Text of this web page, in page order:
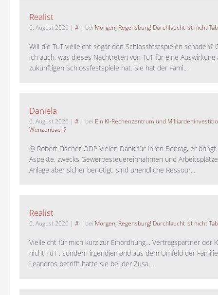
Realist
6. August 2026 | # | bei Morgen, Regensburg! Durchlaucht ist nicht
Will die TuT vielleicht sogar den Schlossfestspielen schaden?
ich auch, was dieses Nachtreten von TuT für eine Auswirkung
zukünftigen Schlossfestspiele hat. Sie hat der Fami...
Daniela
6. August 2026 | # | bei Ein KI-Rechenzentrum und
Wenzenbach?
@ Robert Fischer ÖDP Vielen Dank für Ihren Beitrag, er
Aspekte, zwecks Gewerbesteuereinnahmen und
Anlage aber sicher benötigt, sind unendliche Ressour...
Realist
6. August 2026 | # | bei Morgen, Regensburg! Durchlaucht ist nicht
Vielleicht für mich kurz zur Einordnung… Vertragspartner der
nicht TuT , sondern irgendjemand aus dem Umfeld der
Leandros betrifft hatte sie bei der Zusa...